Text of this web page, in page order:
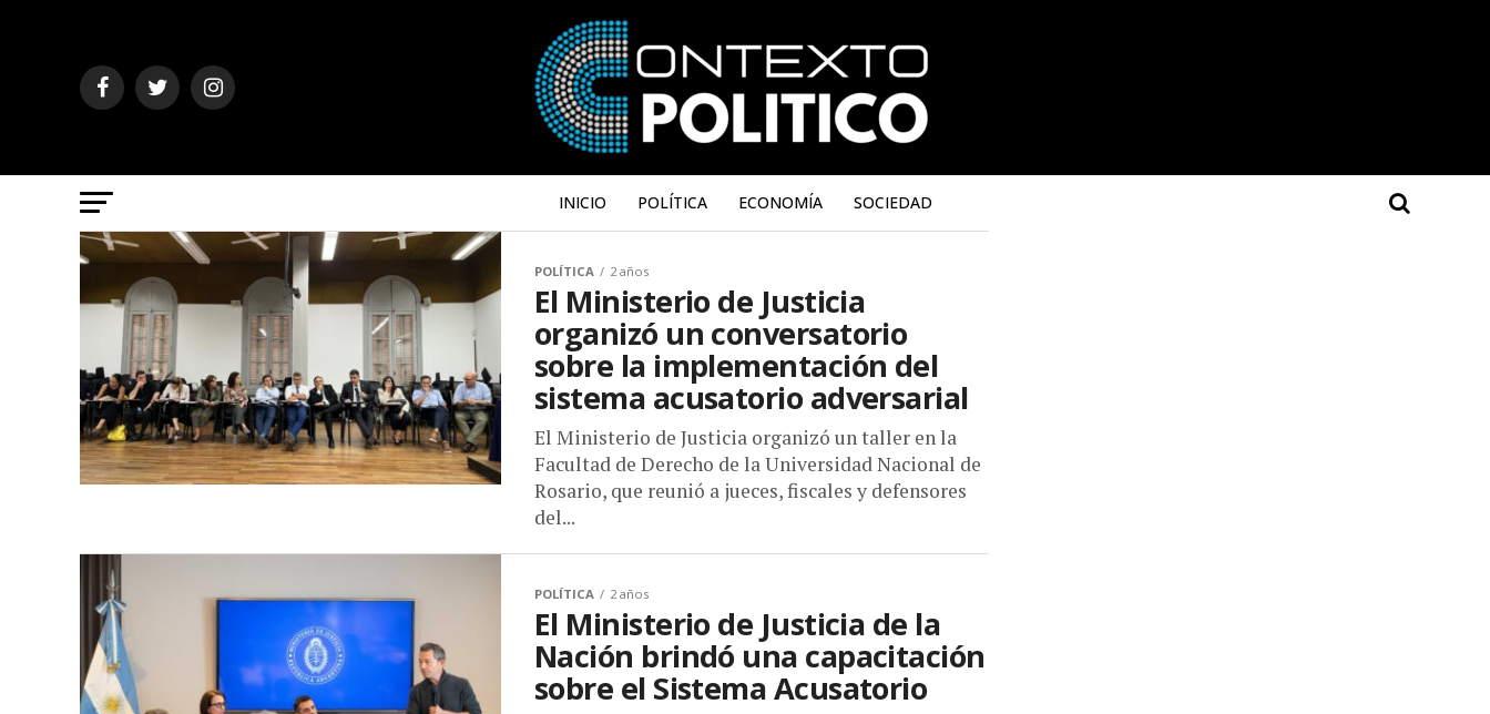
INICIO POLÍTICA ECONOMÍA SOCIEDAD
POLÍTICA 2 años
El Ministerio de Justicia
organizó un conversatorio
sobre la implementación del
sistema acusatorio adversarial
El Ministerio de Justicia organizó un taller en la
Facultad de Derecho de la Universidad Nacional de
Rosario, que reunió a jueces, fiscales y defensores
del...
POLÍTICA 2 años
El Ministerio de Justicia de la
Nación brindó una capacitación
sobre el Sistema Acusatorio